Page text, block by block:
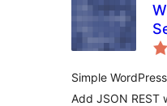
Simple
Add JSON REST